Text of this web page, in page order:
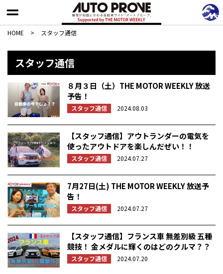
HOME > スタッフ通信
スタッフ通信
８月３日（土）THE MOTOR WEEKLY 放送
予告！
スタッフ通信 2024.08.03
【スタッフ通信】アウトランダーの電気を
使ったアウトドアを楽しんだぜい！！
スタッフ通信 2024.07.27
7月27日(土) THE MOTOR WEEKLY 放送予
告！
スタッフ通信 2024.07.27
【スタッフ通信】フランス車 無差別級 五種
競技！ 金メダルに輝くのはどのクルマ？？
スタッフ通信 2024.07.20